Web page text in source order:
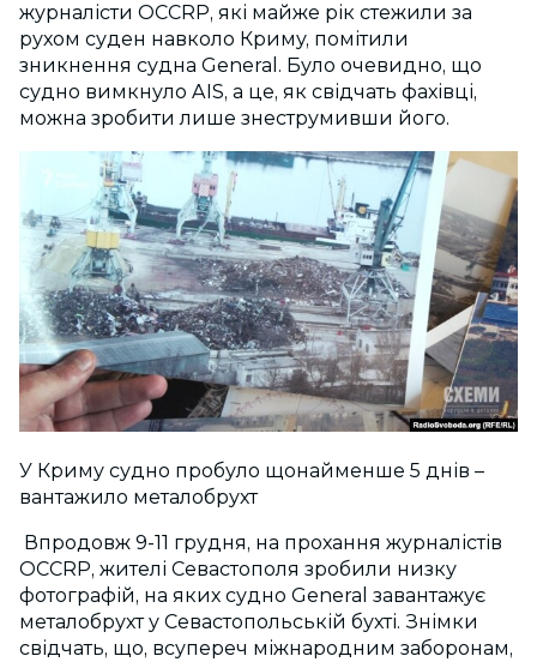
журналісти OCCRP, які майже рік стежили за
рухом суден навколо Криму, помітили
зникнення судна General. Було очевидно, що
судно вимкнуло AIS, а це, як свідчать фахівці,
можна зробити лише знеструмивши його.
У Криму судно пробуло щонайменше 5 днів –
вантажило металобрухт
Впродовж 9-11 грудня, на прохання журналістів
OCCRP, жителі Севастополя зробили низку
фотографій, на яких судно General завантажує
металобрухт у Севастопольській бухті. Знімки
свідчать, що, всупереч міжнародним заборонам,